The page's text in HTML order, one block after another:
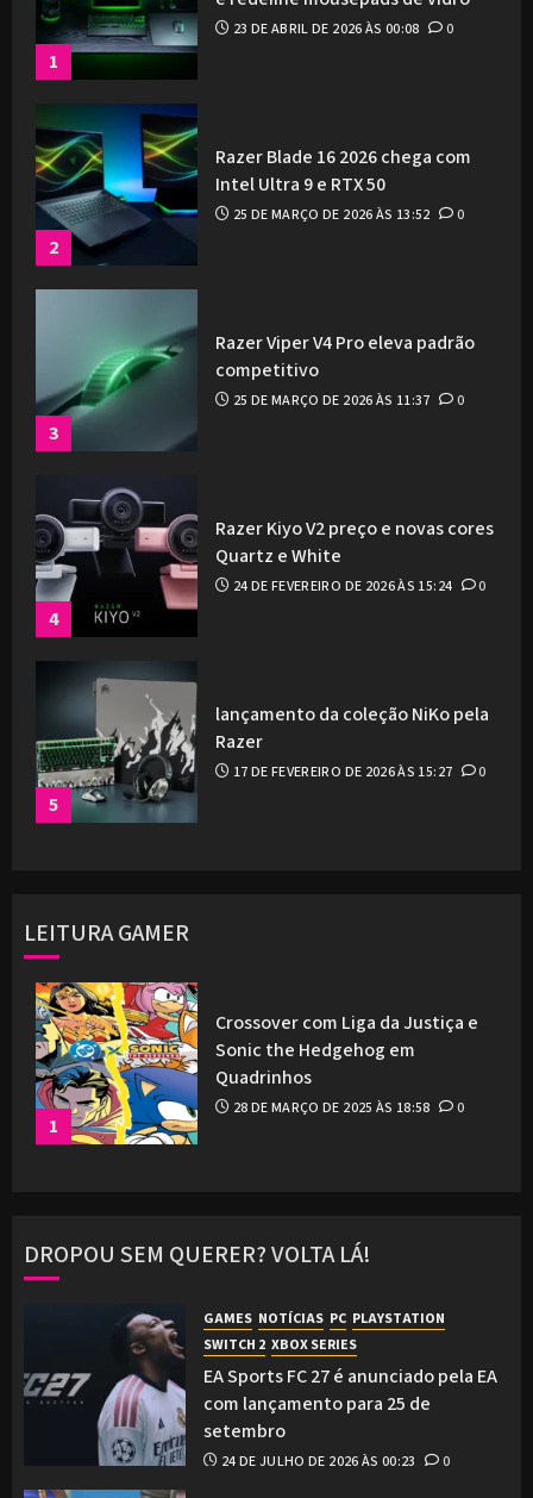
1
23 DE ABRIL DE 2026 ÀS 00:08 0
2
Razer Blade 16 2026 chega com
Intel Ultra 9 e RTX 50
25 DE MARÇO DE 2026 ÀS 13:52 0
3
Razer Viper V4 Pro eleva padrão
competitivo
25 DE MARÇO DE 2026 ÀS 11:37 0
4
Razer Kiyo V2 preço e novas cores
Quartz e White
24 DE FEVEREIRO DE 2026 ÀS 15:24 0
5
lançamento da coleção NiKo pela
Razer
17 DE FEVEREIRO DE 2026 ÀS 15:27 0
LEITURA GAMER
1
Crossover com Liga da Justiça e
Sonic the Hedgehog em
Quadrinhos
28 DE MARÇO DE 2025 ÀS 18:58 0
DROPOU SEM QUERER? VOLTA LÁ!
GAMES NOTÍCIAS PC PLAYSTATION
SWITCH 2 XBOX SERIES
EA Sports FC 27 é anunciado pela EA
com lançamento para 25 de
setembro
24 DE JULHO DE 2026 ÀS 00:23 0